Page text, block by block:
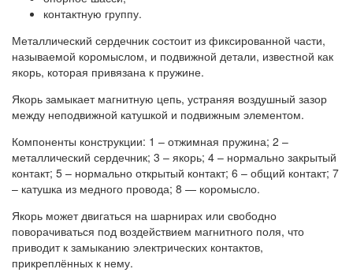
контактную группу.
Металлический сердечник состоит из фиксированной части,
называемой коромыслом, и подвижной детали, известной как
якорь, которая привязана к пружине.
Якорь замыкает магнитную цепь, устраняя воздушный зазор
между неподвижной катушкой и подвижным элементом.
Компоненты конструкции: 1 – отжимная пружина; 2 –
металлический сердечник; 3 – якорь; 4 – нормально закрытый
контакт; 5 – нормально открытый контакт; 6 – общий контакт; 7
– катушка из медного провода; 8 — коромысло.
Якорь может двигаться на шарнирах или свободно
поворачиваться под воздействием магнитного поля, что
приводит к замыканию электрических контактов,
прикреплённых к нему.